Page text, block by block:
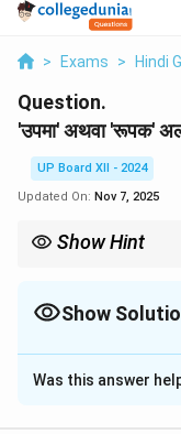
> Exams > Hindi
Question.
'उपमा' अथवा 'रूपक'
UP Board XII - 2024
Updated On: Nov 7, 2025
Show Hint
Show
Solution and
उपमा अलंकार में किसी
Was this answer